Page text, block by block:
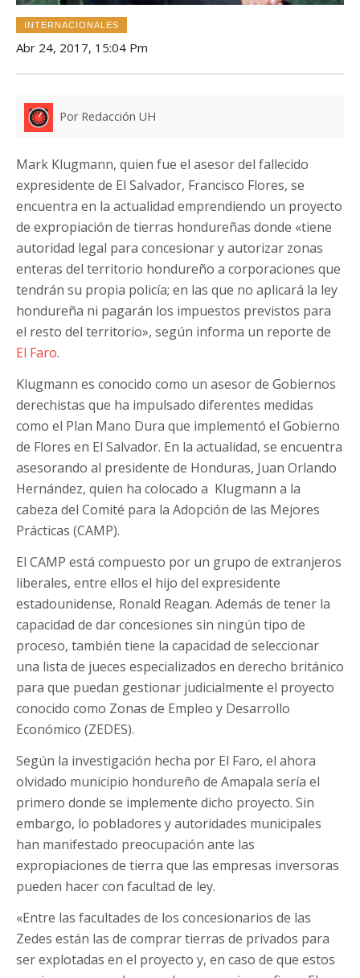
INTERNACIONALES
Abr 24, 2017, 15:04 Pm
Por Redacción UH
Mark Klugmann, quien fue el asesor del fallecido
expresidente de El Salvador, Francisco Flores, se
encuentra en la actualidad emprendiendo un proyecto
de expropiación de tierras hondureñas donde «tiene
autoridad legal para concesionar y autorizar zonas
enteras del territorio hondureño a corporaciones que
tendrán su propia policía; en las que no aplicará la ley
hondureña ni pagarán los impuestos previstos para
el resto del territorio», según informa un reporte de
El Faro.
Klugmann es conocido como un asesor de Gobiernos
derechistas que ha impulsado diferentes medidas
como el Plan Mano Dura que implementó el Gobierno
de Flores en El Salvador. En la actualidad, se encuentra
asesorando al presidente de Honduras, Juan Orlando
Hernández, quien ha colocado a Klugmann a la
cabeza del Comité para la Adopción de las Mejores
Prácticas (CAMP).
El CAMP está compuesto por un grupo de extranjeros
liberales, entre ellos el hijo del expresidente
estadounidense, Ronald Reagan. Además de tener la
capacidad de dar concesiones sin ningún tipo de
proceso, también tiene la capacidad de seleccionar
una lista de jueces especializados en derecho británico
para que puedan gestionar judicialmente el proyecto
conocido como Zonas de Empleo y Desarrollo
Económico (ZEDES).
Según la investigación hecha por El Faro, el ahora
olvidado municipio hondureño de Amapala sería el
primero donde se implemente dicho proyecto. Sin
embargo, lo pobladores y autoridades municipales
han manifestado preocupación ante las
expropiaciones de tierra que las empresas inversoras
pueden hacer con facultad de ley.
«Entre las facultades de los concesionarios de las
Zedes están las de comprar tierras de privados para
ser explotadas en el proyecto y, en caso de que estos